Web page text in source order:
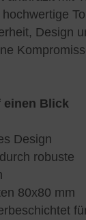
Design
einen Blick
Design
robuste
80x80 mm